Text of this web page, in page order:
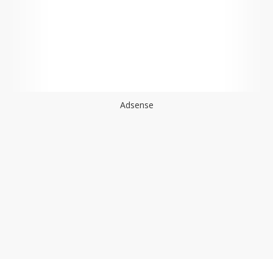
Adsense